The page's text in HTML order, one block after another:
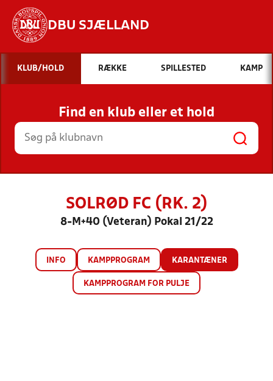
DBU SJÆLLAND
Hvad vil du søge efter?
INDHOLD OG NYHEDER
STILLINGER, RESULTATER, KLUBBER OG
HOLD
KLUB/HOLD RÆKKE SPILLESTED KAMP
Find en klub eller et hold
SOLRØD FC (RK. 2)
8-M+40 (Veteran) Pokal 21/22
INFO KAMPPROGRAM KARANTÆNER
KAMPPROGRAM FOR PULJE